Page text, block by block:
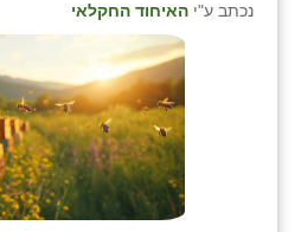
נכתב ע"י האיחוד החקלאי חמרה